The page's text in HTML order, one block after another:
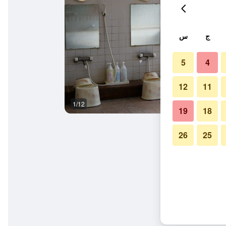
1/12
ج س
4
5
11
12
18
19
25
26